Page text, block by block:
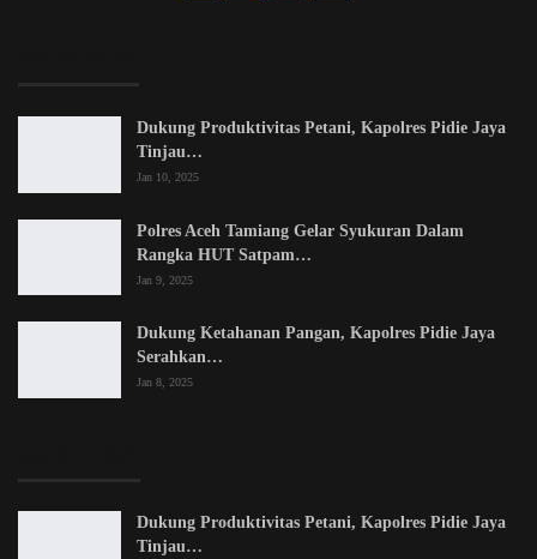
Dukung Produktivitas Petani, Kapolres Pidie Jaya
Tinjau…
Jan 10, 2025
Polres Aceh Tamiang Gelar Syukuran Dalam
Rangka HUT Satpam…
Jan 9, 2025
Dukung Ketahanan Pangan, Kapolres Pidie Jaya
Serahkan…
Jan 8, 2025
Dukung Produktivitas Petani, Kapolres Pidie Jaya
Tinjau…